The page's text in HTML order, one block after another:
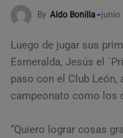
By Aldo Bonilla junio
Luego de jugar sus
Esmeralda, Jesús el
paso con el Club León,
campeonato como los
“Quiero lograr cosas